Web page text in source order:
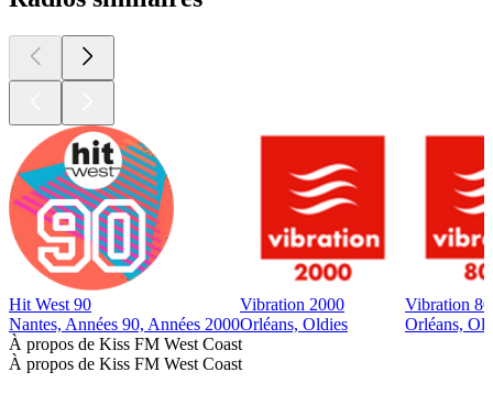
Hit West 90
Nantes, Années 90, Années 2000
Vibration 2000
Orléans, Oldies
Vibration
Orléans,
À propos de Kiss FM West Coast
À propos de Kiss FM West Coast